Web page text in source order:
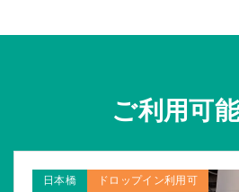
ご利用可
日本橋 ドロップイン利用可